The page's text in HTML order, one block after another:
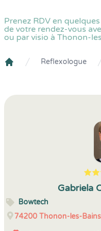
Prenez RDV en
de votre rendez-vous
ou par visio à Thonon-
Reflexologue
5
1
5
11
Gabriela
Bowtech
74200 Thonon-les-Bains